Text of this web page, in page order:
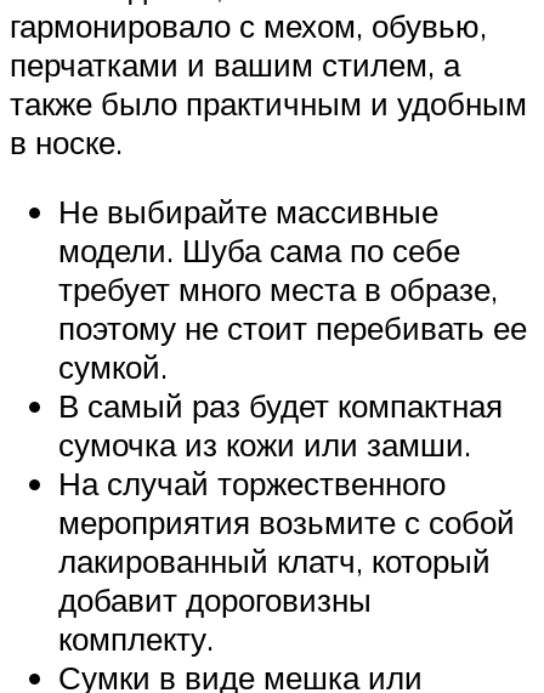
гармонировало с мехом, обувью,
перчатками и вашим стилем, а
также было практичным и удобным
в носке.
Не выбирайте массивные
модели. Шуба сама по себе
требует много места в образе,
поэтому не стоит перебивать ее
сумкой.
В самый раз будет компактная
сумочка из кожи или замши.
На случай торжественного
мероприятия возьмите с собой
лакированный клатч, который
добавит дороговизны
комплекту.
Сумки в виде мешка или